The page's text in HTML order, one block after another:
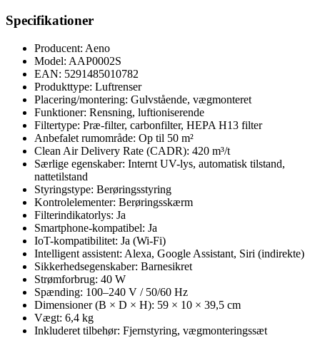
Specifikationer
Producent: Aeno
Model: AAP0002S
EAN: 5291485010782
Produkttype: Luftrenser
Placering/montering: Gulvstående, vægmonteret
Funktioner: Rensning, luftioniserende
Filtertype: Præ-filter, carbonfilter, HEPA H13 filter
Anbefalet rumområde: Op til 50 m²
Clean Air Delivery Rate (CADR): 420 m³/t
Særlige egenskaber: Internt UV-lys, automatisk tilstand,
nattetilstand
Styringstype: Berøringsstyring
Kontrolelementer: Berøringsskærm
Filterindikatorlys: Ja
Smartphone-kompatibel: Ja
IoT-kompatibilitet: Ja (Wi-Fi)
Intelligent assistent: Alexa, Google Assistant, Siri (indirekte)
Sikkerhedsegenskaber: Barnesikret
Strømforbrug: 40 W
Spænding: 100–240 V / 50/60 Hz
Dimensioner (B × D × H): 59 × 10 × 39,5 cm
Vægt: 6,4 kg
Inkluderet tilbehør: Fjernstyring, vægmonteringssæt